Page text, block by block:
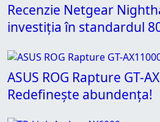
Recenzie Netgear
investiția în standardul
ASUS ROG Rapture GT-
Redefinește abundența!